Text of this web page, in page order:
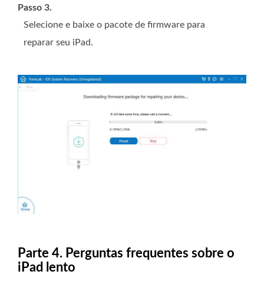
Passo 3.
Selecione e baixe o pacote de firmware para
reparar seu iPad.
Parte 4. Perguntas frequentes sobre o
iPad lento